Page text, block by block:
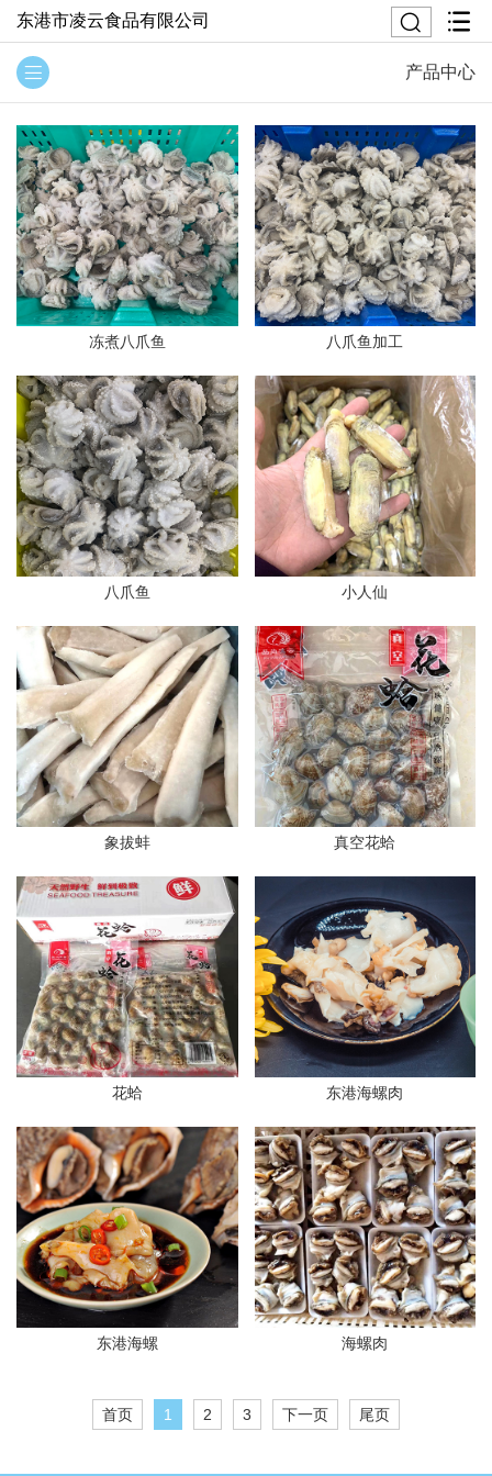
东港市凌云食品有限公司
产品中心
冻煮八爪鱼 八爪鱼加工
八爪鱼 小人仙
象拔蚌 真空花蛤
花蛤 东港海螺肉
东港海螺 海螺肉
首页 1 2 3 下一页 尾页